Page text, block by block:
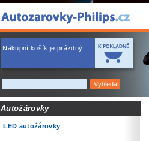
Nákupní košík je prázdný
Autožárovky
LED autožárovky